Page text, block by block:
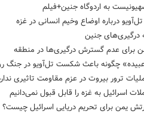
به اردوگاه جنین+فیلم
درباره اوضاع وخیم انسانی در غزه
جنین
برای عدم گسترش درگیری‌ها در منطقه
چگونه باعث شکست تل‌آویو در جنگ
ترور بیروت در عزم مقاومت تاثیری
اسرائیل به غزه را قابل قبول نمی‌دانیم
یمن برای تحریم دریایی اسرائیل چیست؟